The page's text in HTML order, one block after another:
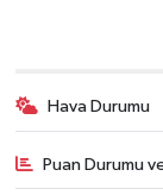
Hava Durumu
Puan Durumu